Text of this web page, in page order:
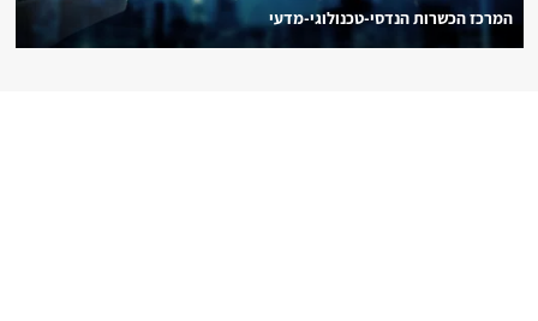
המרכז הכשרות הנדסי-טכנולוגי-מדעי